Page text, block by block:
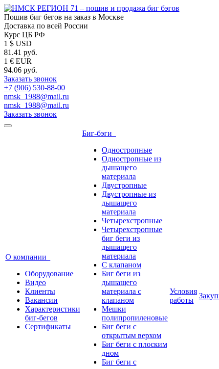
Пошив биг бегов на заказ в Москве
Доставка по всей России
Курс ЦБ РФ
1 $ USD
81.41 руб.
1 € EUR
94.06 руб.
Заказать звонок
+7 (906) 530-88-00
nmsk_1988@mail.ru
nmsk_1988@mail.ru
Заказать звонок
О компании
Оборудование
Видео
Клиенты
Вакансии
Характеристики
биг-бегов
Сертификаты
Биг-бэги
Одностропные
Одностропные из
дышащего
материала
Двустропные
Двустропные из
дышащего
материала
Четырехстропные
Четырехстропные
биг беги из
дышащего
материала
C клапаном
Биг беги из
дышащего
материала с
клапаном
Мешки
полипропиленовые
Биг беги с
открытым верхом
Биг беги с плоским
дном
Биг беги с
Условия
работы